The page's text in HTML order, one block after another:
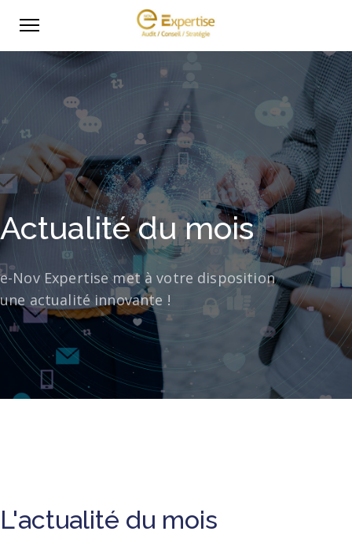
Actualité du mois
e-Nov Expertise met à votre disposition
une actualité innovante !
L'actualité du mois